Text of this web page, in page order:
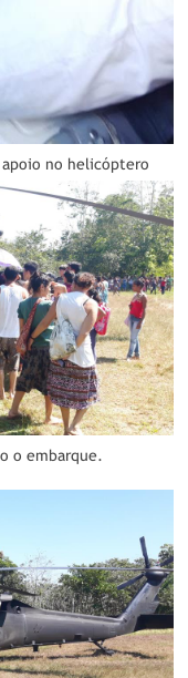
apoio no helicóptero
o embarque.